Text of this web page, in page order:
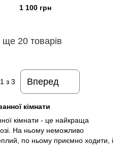
1 100 грн
ще 20 товарів
1 з 3 Вперед
кімнати
кімнати - це найкраща
На ньому неможливо
по ньому приємно ходити, і